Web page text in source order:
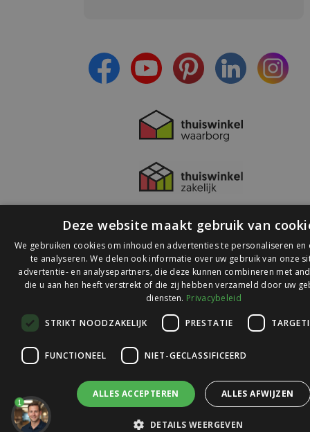
© 2026 Ledlichtdiscounter.nl
op
Webwinkelkeur
1
Deze website maakt gebruik van
We gebruiken cookies om inhoud en advertenties te personaliseren en
te analyseren. We delen ook informatie over uw gebruik van onze
advertentie- en analysepartners, die deze kunnen combineren met
die u aan hen heeft verstrekt of die zij hebben verzameld door uw
diensten. Privacybeleid
STRIKT NOODZAKELIJK PRESTATIE
FUNCTIONEEL NIET-GECLASSIFICEERD
ALLES ACCEPTEREN ALLES AFWIJZEN
DETAILS WEERGEVEN